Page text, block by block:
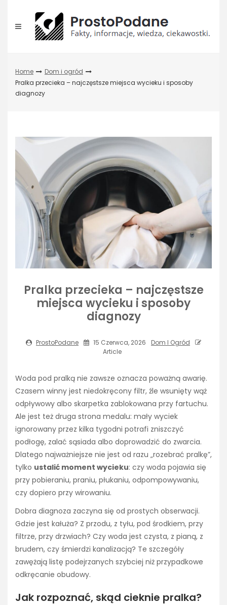
content
Home
Dom i ogród
Pralka przecieka – najczęstsze miejsca wycieku i sposoby
diagnozy
Pralka przecieka – najczęstsze
miejsca wycieku i sposoby
diagnozy
ProstoPodane 15 Czerwca, 2026
Dom I Ogród
Article
Woda pod pralką nie zawsze oznacza poważną awarię.
Czasem winny jest niedokręcony filtr, źle wsunięty wąż
odpływowy albo skarpetka zablokowana przy fartuchu.
Ale jest też druga strona medalu: mały wyciek
ignorowany przez kilka tygodni potrafi zniszczyć
podłogę, zalać sąsiada albo doprowadzić do zwarcia.
Dlatego najważniejsze nie jest od razu „rozebrać pralkę”,
tylko ustalić moment wycieku: czy woda pojawia się
przy pobieraniu, praniu, płukaniu, odpompowywaniu,
czy dopiero przy wirowaniu.
Dobra diagnoza zaczyna się od prostych obserwacji.
Gdzie jest kałuża? Z przodu, z tyłu, pod środkiem, przy
filtrze, przy drzwiach? Czy woda jest czysta, z pianą, z
brudem, czy śmierdzi kanalizacją? Te szczegóły
zawężają listę podejrzanych szybciej niż przypadkowe
odkręcanie obudowy.
Jak rozpoznać, skąd cieknie pralka?